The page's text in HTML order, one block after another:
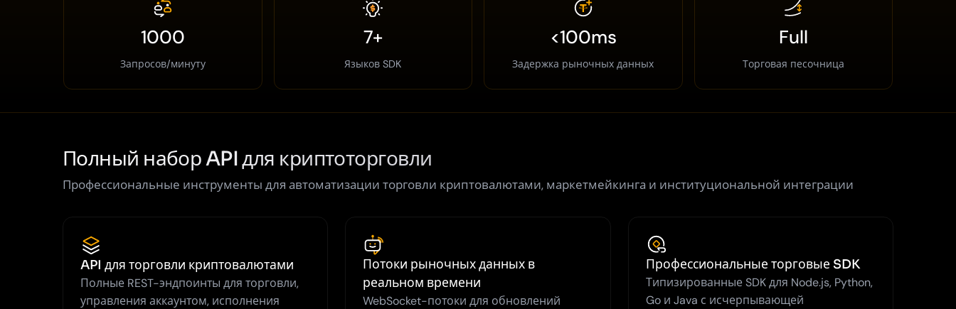
1000
Запросов/минуту
7+
Языков SDK
<100ms
Задержка рыночных данных
Full
Торговая песочница
Полный набор API для криптоторговли
Профессиональные инструменты для автоматизации торговли криптовалютами, маркетмейкинга и институциональной интеграции
API для торговли криптовалютами
Полные REST-эндпоинты для торговли,
управления аккаунтом, исполнения
Потоки рыночных данных в
реальном времени
WebSocket-потоки для обновлений
Профессиональные торговые SDK
Типизированные SDK для Node.js, Python,
Go и Java с исчерпывающей